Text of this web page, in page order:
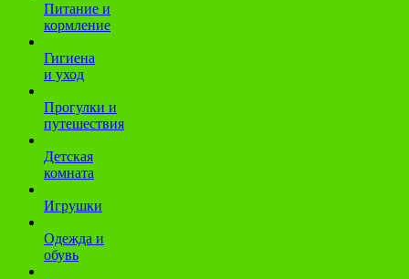
Питание и
кормление
Гигиена
и уход
Прогулки и
путешествия
Детская
комната
Игрушки
Одежда и
обувь